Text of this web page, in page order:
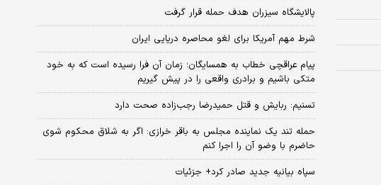
پالایشگاه سیزران هدف حمله قرار گرفت
شرط مهم آمریکا برای لغو محاصره دریایی ایران
پیام عراقچی خطاب به همسایگان؛ زمان آن فرا رسیده است که به خود
متکی باشیم و برادری واقعی را در پیش گیریم
تسنیم: ربایش و قتل حمیدرضا رجب‌زاده صحت دارد
حمله تند یک نماینده مجلس به باقر خرازی: اگر به شلاق محکوم شوی
حاضرم با وضو آن را اجرا کنم
سپاه بیانیه جدید صادر کرد+ جزئیات